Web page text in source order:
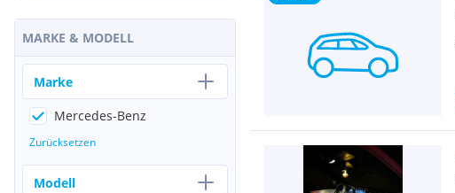
MARKE & MODELL
Marke
Mercedes-Benz
Zurücksetzen
Modell